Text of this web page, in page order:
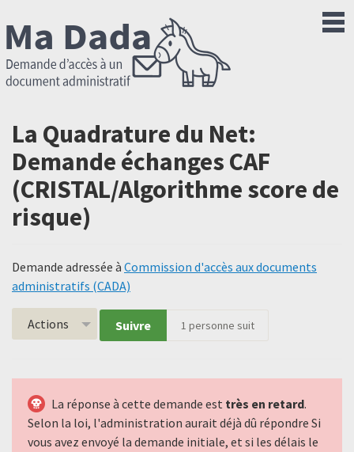
La Quadrature du Net:
Demande échanges CAF
(CRISTAL/Algorithme score de
risque)
Demande adressée à Commission d'accès aux documents
administratifs (CADA)
Actions Suivre 1 personne suit
La réponse à cette demande est très en retard.
Selon la loi, l'administration aurait déjà dû répondre Si
vous avez envoyé la demande initiale, et si les délais le